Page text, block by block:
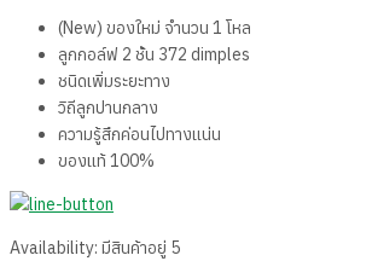
(New) ของใหม่ จำนวน 1 โหล
ลูกกอล์ฟ 2 ชั้น 372 dimples
ชนิดเพิ่มระยะทาง
วิถีลูกปานกลาง
ความรู้สึกค่อนไปทางแน่น
ของแท้ 100%
Availability: มีสินค้าอยู่ 5